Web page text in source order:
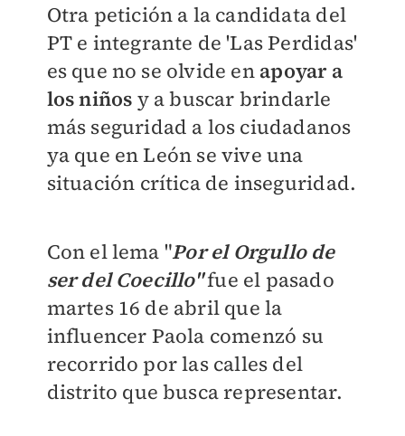
Otra petición a la candidata del
PT e integrante de 'Las Perdidas'
es que no se olvide enapoyar a
losniños y a buscar brindarle
más seguridad a los ciudadanos
ya que en León se vive una
situación crítica de inseguridad.
Con el lema "Por el Orgullo de
ser del Coecillo"fue el pasado
martes 16 de abril que la
influencer Paola comenzó su
recorrido por las calles del
distrito que busca representar.